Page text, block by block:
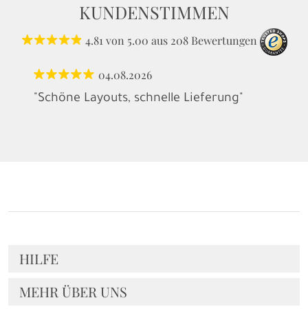
KUNDENSTIMMEN
4.81von 5.00 aus 208 Bewertungen
04.08.2026
"Schöne Layouts, schnelle Lieferung"
HILFE
MEHR ÜBER UNS